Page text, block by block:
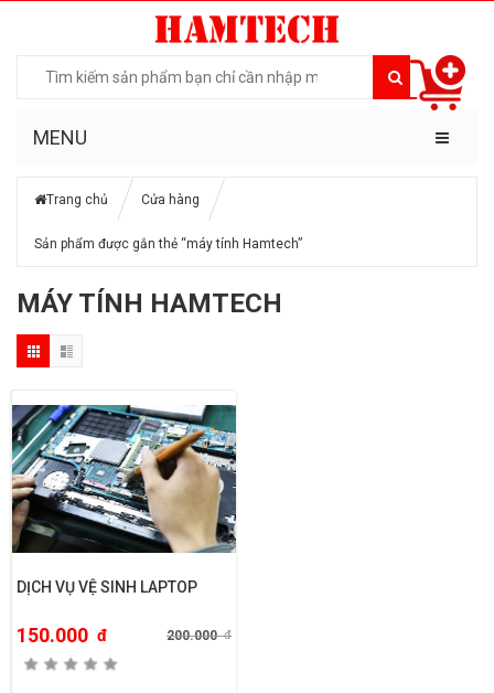
MENU
Trang chủ Cửa hàng
Sản phẩm được gắn thẻ “máy tính Hamtech”
MÁY TÍNH HAMTECH
DỊCH VỤ VỆ SINH LAPTOP
150.000 đ 200.000đ